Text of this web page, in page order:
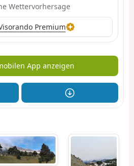
Wettervorhersage
Premium
App anzeigen